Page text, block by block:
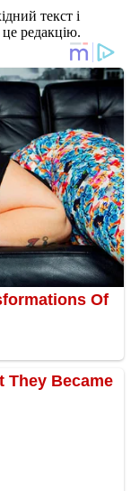
текст і
редакцію.